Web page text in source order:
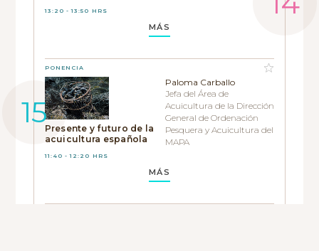
13:20 - 13:50 HRS
MÁS
PONENCIA
Presente y futuro de la
acuicultura española
11:40 - 12:20 HRS
Paloma Carballo
Jefa del Área de
Acuicultura de la Dirección
General de Ordenación
Pesquera y Acuicultura del
MAPA
MÁS